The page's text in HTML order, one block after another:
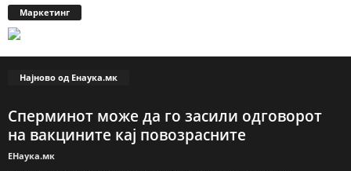
Маркетинг
Најново од Енаука.мк
Сперминот може да го засили одговорот
на вакцините кај повозрасните
ЕНаука.мк